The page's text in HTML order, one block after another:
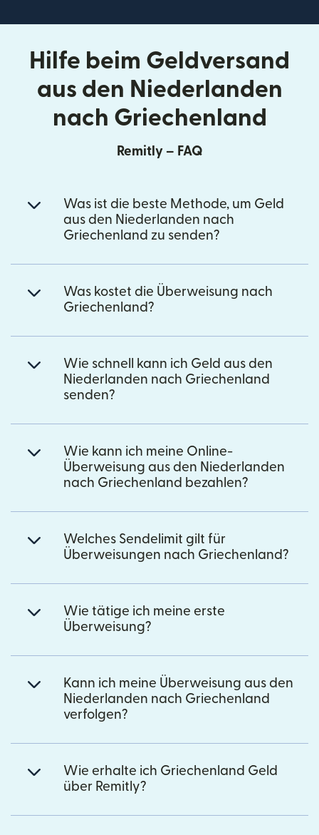
Hilfe beim Geldversand
aus den Niederlanden
nach Griechenland
Remitly – FAQ
Was ist die beste Methode, um Geld
aus den Niederlanden nach
Griechenland zu senden?
Was kostet die Überweisung nach
Griechenland?
Wie schnell kann ich Geld aus den
Niederlanden nach Griechenland
senden?
Wie kann ich meine Online-
Überweisung aus den Niederlanden
nach Griechenland bezahlen?
Welches Sendelimit gilt für
Überweisungen nach Griechenland?
Wie tätige ich meine erste
Überweisung?
Kann ich meine Überweisung aus den
Niederlanden nach Griechenland
verfolgen?
Wie erhalte ich Griechenland Geld
über Remitly?